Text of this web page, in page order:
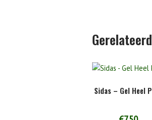
Sidas – Gel Heel